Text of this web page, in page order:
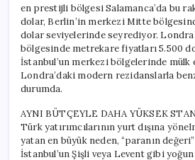
en prestijli bölgesi Salamanca’da bu
dolar, Berlin’in merkezi Mitte
dolar seviyelerinde seyrediyor.
bölgesinde metrekare fiyatları 5.500
İstanbul’un merkezi bölgelerinde
Londra’daki modern rezidanslarla
durumda.
AYNI BÜTÇEYLE DAHA YÜKSEK
Türk yatırımcılarının yurt dışına
yatan en büyük neden, “paranın değeri”
İstanbul’un Şişli veya Levent gibi